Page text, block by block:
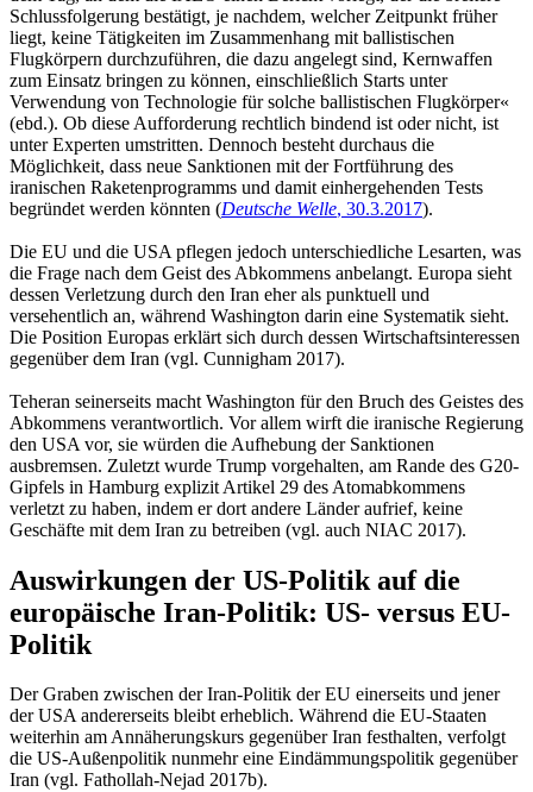
Schlussfolgerung bestätigt, je nachdem, welcher Zeitpunkt früher
liegt, keine Tätigkeiten im Zusammenhang mit ballistischen
Flugkörpern durchzuführen, die dazu angelegt sind, Kernwaffen
zum Einsatz bringen zu können, einschließlich Starts unter
Verwendung von Technologie für solche ballistischen Flugkörper«
(ebd.). Ob diese Aufforderung rechtlich bindend ist oder nicht, ist
unter Experten umstritten. Dennoch besteht durchaus die
Möglichkeit, dass neue Sanktionen mit der Fortführung des
iranischen Raketenprogramms und damit einhergehenden Tests
begründet werden könnten (Deutsche Welle, 30.3.2017).
Die EU und die USA pflegen jedoch unterschiedliche Lesarten, was
die Frage nach dem Geist des Abkommens anbelangt. Europa sieht
dessen Verletzung durch den Iran eher als punktuell und
versehentlich an, während Washington darin eine Systematik sieht.
Die Position Europas erklärt sich durch dessen Wirtschaftsinteressen
gegenüber dem Iran (vgl. Cunnigham 2017).
Teheran seinerseits macht Washington für den Bruch des Geistes des
Abkommens verantwortlich. Vor allem wirft die iranische Regierung
den USA vor, sie würden die Aufhebung der Sanktionen
ausbremsen. Zuletzt wurde Trump vorgehalten, am Rande des G20-
Gipfels in Hamburg explizit Artikel 29 des Atomabkommens
verletzt zu haben, indem er dort andere Länder aufrief, keine
Geschäfte mit dem Iran zu betreiben (vgl. auch NIAC 2017).
Auswirkungen der US-Politik auf die
europäische Iran-Politik: US- versus EU-
Politik
Der Graben zwischen der Iran-Politik der EU einerseits und jener
der USA andererseits bleibt erheblich. Während die EU-Staaten
weiterhin am Annäherungskurs gegenüber Iran festhalten, verfolgt
die US-Außenpolitik nunmehr eine Eindämmungspolitik gegenüber
Iran (vgl. Fathollah-Nejad 2017b).